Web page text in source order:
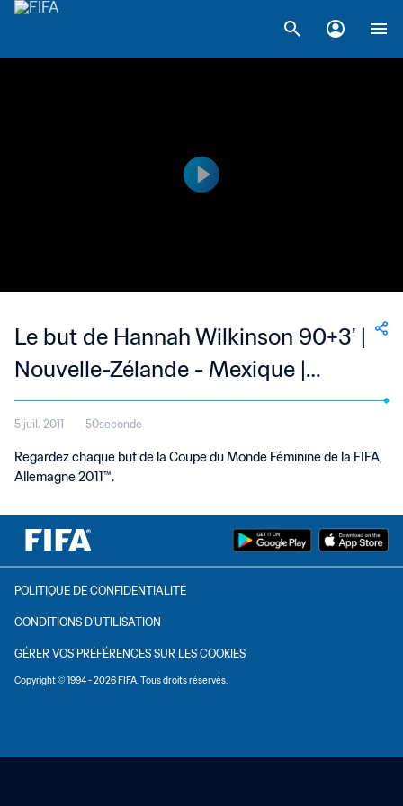
Le but de Hannah Wilkinson 90+3' |
Nouvelle-Zélande - Mexique |
Coupe du Monde Féminine de la
FIFA, Allemagne 2011™
5 juil. 2011 50seconde
Regardez chaque but de la Coupe du Monde Féminine de la FIFA,
Allemagne 2011™.
POLITIQUE DE CONFIDENTIALITÉ
CONDITIONS D'UTILISATION
GÉRER VOS PRÉFÉRENCES SUR LES COOKIES
Copyright © 1994 - 2026 FIFA. Tous droits réservés.